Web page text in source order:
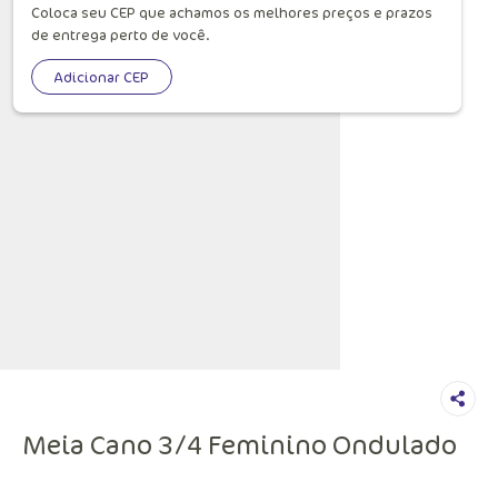
Coloca seu CEP que achamos os melhores preços e prazos
de entrega perto de você.
Adicionar CEP
Meia Cano 3/4 Feminino Ondulado